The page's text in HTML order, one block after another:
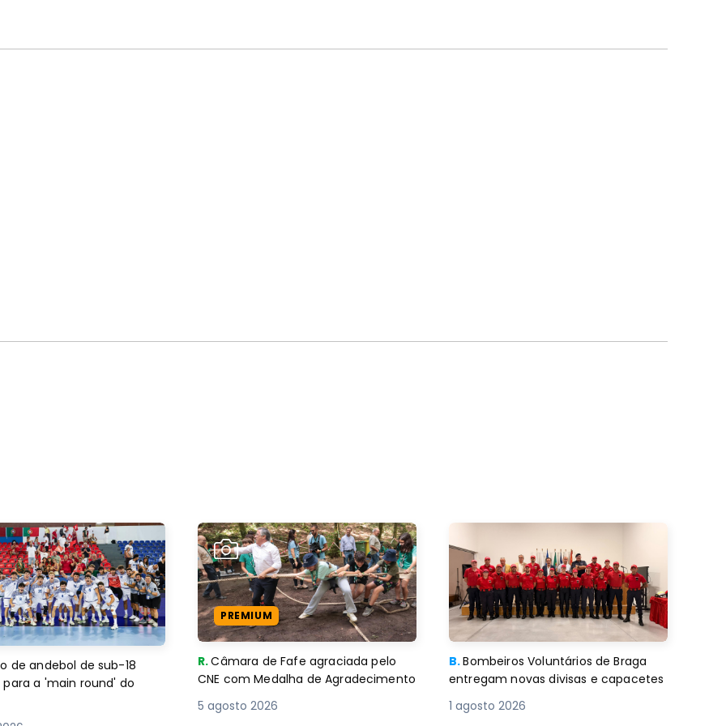
de andebol de sub-18
a 'main round' do
PREMIUM
R.Câmara de Fafe agraciada pelo
CNE com Medalha de Agradecimento
5 agosto 2026
B.Bombeiros Voluntários de Braga
entregam novas divisas e capacetes
1 agosto 2026